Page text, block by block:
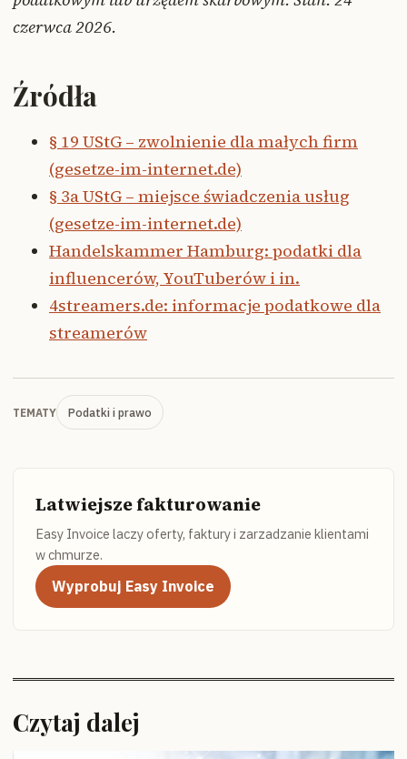
czerwca 2026.
Źródła
§ 19 UStG – zwolnienie dla małych firm
(gesetze-im-internet.de)
§ 3a UStG – miejsce świadczenia usług
(gesetze-im-internet.de)
Handelskammer Hamburg: podatki dla
influencerów, YouTuberów i in.
4streamers.de: informacje podatkowe dla
streamerów
TEMATY Podatki i prawo
Latwiejsze fakturowanie
Easy Invoice laczy oferty, faktury i zarzadzanie klientami
w chmurze.
Wyprobuj Easy Invoice
Czytaj dalej